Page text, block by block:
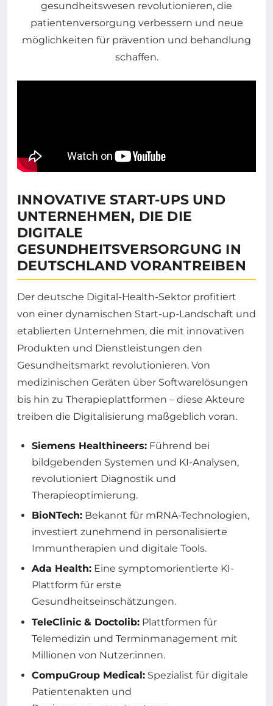
INNOVATIVE START-UPS UND
UNTERNEHMEN, DIE DIE
DIGITALE
GESUNDHEITSVERSORGUNG IN
DEUTSCHLAND VORANTREIBEN
Der deutsche Digital-Health-Sektor profitiert
von einer dynamischen Start-up-Landschaft und
etablierten Unternehmen, die mit innovativen
Produkten und Dienstleistungen den
Gesundheitsmarkt revolutionieren. Von
medizinischen Geräten über Softwarelösungen
bis hin zu Therapieplattformen – diese Akteure
treiben die Digitalisierung maßgeblich voran.
Siemens Healthineers: Führend bei
bildgebenden Systemen und KI-Analysen,
revolutioniert Diagnostik und
Therapieoptimierung.
BioNTech: Bekannt für mRNA-Technologien,
investiert zunehmend in personalisierte
Immuntherapien und digitale Tools.
Ada Health: Eine symptomorientierte KI-
Plattform für erste
Gesundheitseinschätzungen.
TeleClinic & Doctolib: Plattformen für
Telemedizin und Terminmanagement mit
Millionen von Nutzer:innen.
CompuGroup Medical: Spezialist für digitale
Patientenakten und